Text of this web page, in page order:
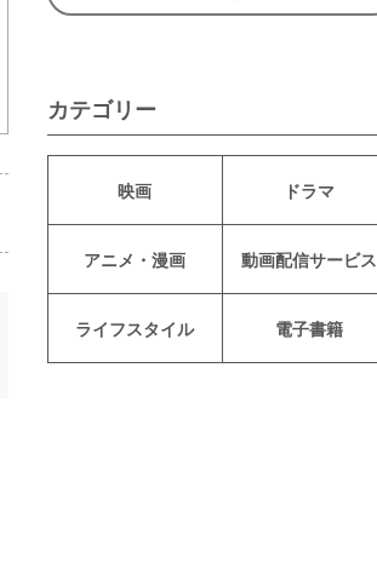
カテゴリー
映画 ドラマ
アニメ・漫画 動画配信サービス
ライフスタイル 電子書籍